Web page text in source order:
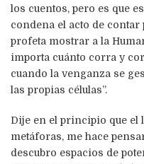
los cuentos, pero es que
condena el acto de
profeta mostrar a la
importa cuánto corra y
cuando la venganza se
las propias células”.
Dije en el principio que el
metáforas, me hace
descubro espacios de